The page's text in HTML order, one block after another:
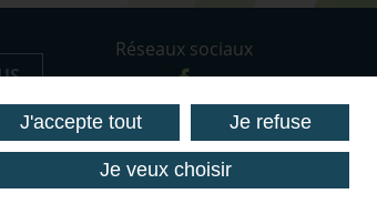
Réseaux sociaux
J'accepte tout Je refuse
Je veux choisir